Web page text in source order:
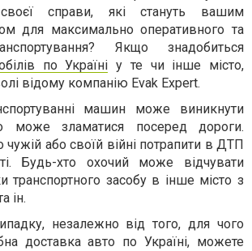
своєї справи, які стануть вашим
для максимально оперативного та
Якщо знадобиться
по Україні у те чи інше місто,
відому компанію Evak Expert.
машин може виникнути
може зламатися посеред дороги.
або своїй війні потрапити в ДТП
Будь-хто охочий може відчувати
транспортного засобу в інше місто з
ін.
незалежно від того, для чого
доставка авто по Україні, можете